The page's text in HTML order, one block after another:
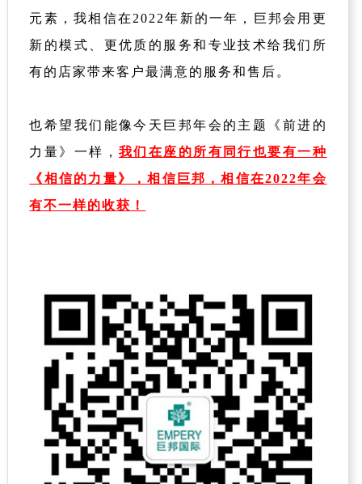
元素，我相信在2022年新的一年，巨邦会用更
新的模式、更优质的服务和专业技术给我们所
有的店家带来客户最满意的服务和售后。
也希望我们能像今天巨邦年会的主题《前进的
力量》一样， 我们在座的所有同行也要有一种
《相信的力量》，相信巨邦，相信在2022年会
有不一样的收获！